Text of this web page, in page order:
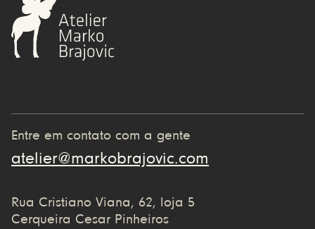
Entre em contato com a gente
atelier@markobrajovic.com
Rua Cristiano Viana, 62, loja 5
Cerqueira Cesar Pinheiros